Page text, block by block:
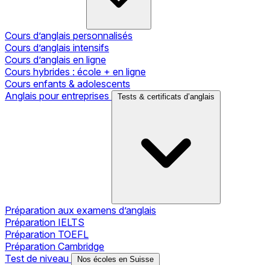
Cours d’anglais personnalisés
Cours d’anglais intensifs
Cours d’anglais en ligne
Cours hybrides : école + en ligne
Cours enfants & adolescents
Anglais pour entreprises
Tests & certificats d’anglais
Préparation aux examens d’anglais
Préparation IELTS
Préparation TOEFL
Préparation Cambridge
Test de niveau
Nos écoles en Suisse